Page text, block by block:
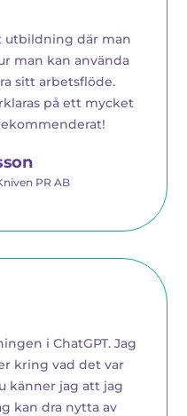
utbildning där man
man kan använda
sitt arbetsflöde.
på ett mycket
PR AB
i ChatGPT. Jag
kring vad det var
känner jag att jag
kan dra nytta av